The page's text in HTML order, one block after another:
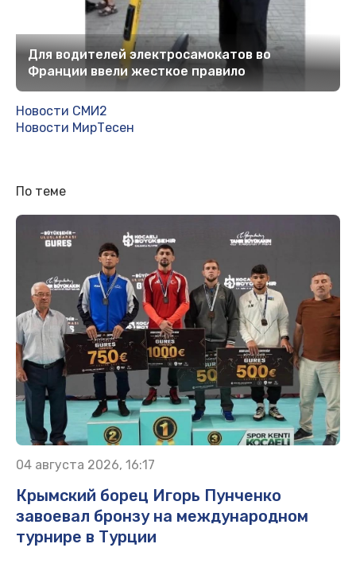
Для водителей электросамокатов во
Франции ввели жесткое правило
Новости СМИ2
Новости МирТесен
По теме
04 августа 2026, 16:17
Крымский борец Игорь Пунченко
завоевал бронзу на международном
турнире в Турции